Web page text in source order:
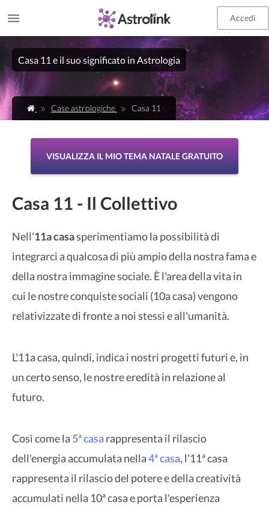
Accedi
Casa 11 e il suo significato in Astrologia
Case astrologiche Casa 11
VISUALIZZA IL MIO TEMA NATALE GRATUITO
Casa 11 - Il Collettivo
Nell'11a casasperimentiamo la possibilità di
integrarci a qualcosa di più ampio della nostra fama e
della nostra immagine sociale. È l'area della vita in
cui le nostre conquiste sociali (10a casa) vengono
relativizzate di fronte a noi stessi e all'umanità.
L'11a casa, quindi, indica i nostri progetti futuri e, in
un certo senso, le nostre eredità in relazione al
futuro.
Così come la 5ª casa rappresenta il rilascio
dell'energia accumulata nella4ª casa, l'11ª casa
rappresenta il rilascio del potere e della creatività
accumulati nella 10ª casa e porta l'esperienza